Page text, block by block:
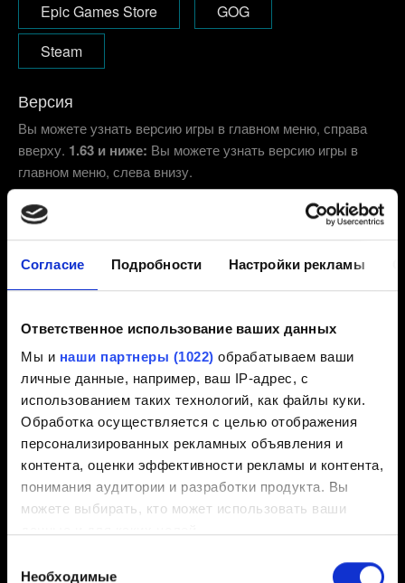
Согласие Подробности Настройки рекламы
Ответственное использование ваших данных
Мы и наши партнеры (1022) обрабатываем ваши
личные данные, например, ваш IP-адрес, с
использованием таких технологий, как файлы куки.
Обработка осуществляется с целью отображения
персонализированных рекламных объявления и
контента, оценки эффективности рекламы и контента,
понимания аудитории и разработки продукта. Вы
можете выбирать, кто может использовать ваши
Если вы разрешите, мы также хотели бы:
согласия
Необходимые
Epic Games Store
GOG
Steam
Версия
Вы можете узнать версию игры в главном меню, справа
вверху. 1.63 и ниже: Вы можете узнать версию игры в
главном меню, слева внизу.
2.31 (Последняя)
1.63
Короткое описание проблемы
Вы можете прикрепить файл к вашему сообщению,